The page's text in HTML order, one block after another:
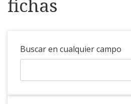
fichas
Buscar en cualquier campo